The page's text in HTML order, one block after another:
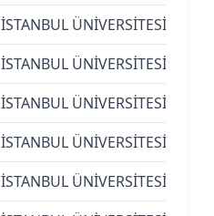
İSTANBUL ÜNİVERSİTESİ
İSTANBUL ÜNİVERSİTESİ
İSTANBUL ÜNİVERSİTESİ
İSTANBUL ÜNİVERSİTESİ
İSTANBUL ÜNİVERSİTESİ